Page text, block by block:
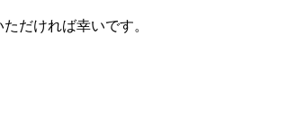
だければ幸いです。